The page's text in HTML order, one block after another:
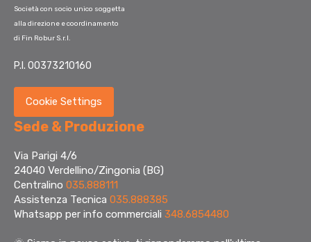
Società con socio unico soggetta
alla direzione e coordinamento
di Fin Robur S.r.l.
P.I. 00373210160
Cookie Settings
Sede & Produzione
Via Parigi 4/6
24040 Verdellino/Zingonia (BG)
Centralino 035.888111
Assistenza Tecnica 035.888385
Whatsapp per info commerciali 348.6854480